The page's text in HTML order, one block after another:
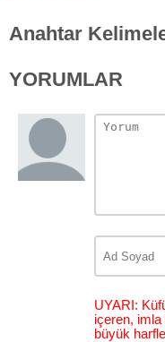
Anahtar
YORUMLAR
UYARI:
içeren, imla
büyük